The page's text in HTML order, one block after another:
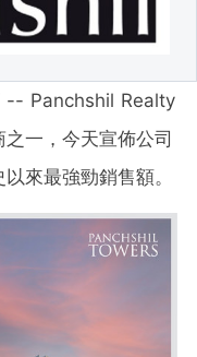
-- Panchshil Realty
一，今天宣佈公司
來最強勁銷售額。